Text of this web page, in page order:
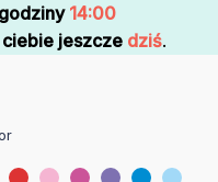
14:00
jeszcze dziś.